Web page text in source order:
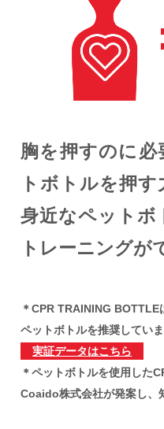
胸を押すのに必
トボトルを押す
身近なペットボ
トレーニングが
＊CPR TRAINING BOTTLE
ペットボトルを推奨していま
実証データはこちら
＊ペットボトルを使用した
Coaido株式会社が発案し、